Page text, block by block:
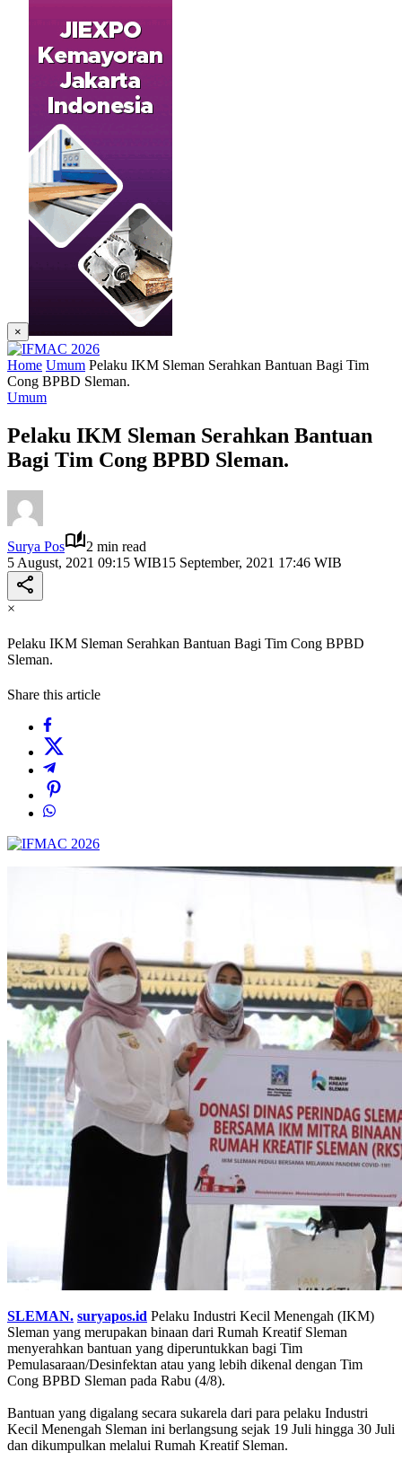
×
Home Umum Pelaku IKM Sleman Serahkan Bantuan Bagi Tim
Cong BPBD Sleman.
Umum
Pelaku IKM Sleman Serahkan Bantuan
Bagi Tim Cong BPBD Sleman.
Surya Pos
2 min read
5 August, 2021 09:15 WIB15 September, 2021 17:46 WIB
×
Pelaku IKM Sleman Serahkan Bantuan Bagi Tim Cong BPBD
Sleman.
Share this article
SLEMAN. suryapos.id Pelaku Industri Kecil Menengah (IKM)
Sleman yang merupakan binaan dari Rumah Kreatif Sleman
menyerahkan bantuan yang diperuntukkan bagi Tim
Pemulasaraan/Desinfektan atau yang lebih dikenal dengan Tim
Cong BPBD Sleman pada Rabu (4/8).
Bantuan yang digalang secara sukarela dari para pelaku Industri
Kecil Menengah Sleman ini berlangsung sejak 19 Juli hingga 30 Juli
dan dikumpulkan melalui Rumah Kreatif Sleman.